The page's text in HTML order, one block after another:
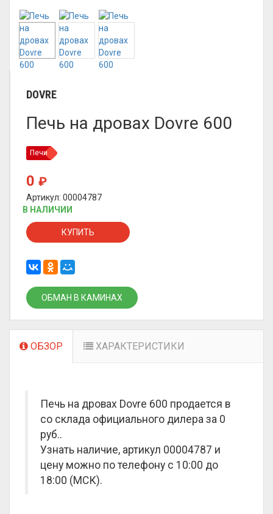
DOVRE
Печь на дровах Dovre 600
Печи
0 ₽
Артикул: 00004787
В НАЛИЧИИ
КУПИТЬ
ОБМАН В КАМИНАХ
ОБЗОР ХАРАКТЕРИСТИКИ
Печь на дровах Dovre 600 продается в
со склада официального дилера за 0
руб..
Узнать наличие, артикул 00004787 и
цену можно по телефону с 10:00 до
18:00 (МСК).